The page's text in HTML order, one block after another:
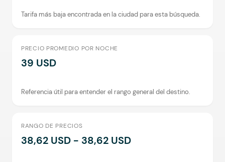
Tarifa más baja encontrada en la ciudad para esta búsqueda.
PRECIO PROMEDIO POR NOCHE
39 USD
Referencia útil para entender el rango general del destino.
RANGO DE PRECIOS
38,62 USD - 38,62 USD